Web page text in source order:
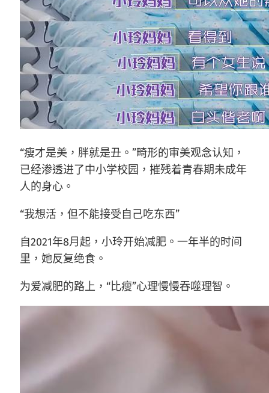
“瘦才是美，胖就是丑。”畸形的审美观念认知，
已经渗透进了中小学校园，摧残着青春期未成年
人的身心。
“我想活，但不能接受自己吃东西”
自2021年8月起，小玲开始减肥。一年半的时间
里，她反复绝食。
为爱减肥的路上，“比瘦”心理慢慢吞噬理智。